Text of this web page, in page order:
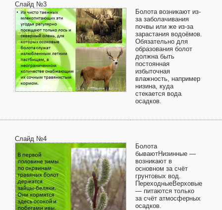
Слайд №3
Болота возникают из-
за заболачивания
почвы или же из-за
зарастания водоёмов.
Обязательно для
образования болот
должна быть
постоянная
избыточная
влажность, например
низина, куда
стекается вода
осадков.
Слайд №4
Болота
бываютНизинные —
возникают в
основном за счёт
грунтовых вод.
ПереходныеВерховые
— питаются только
за счёт атмосферных
осадков.